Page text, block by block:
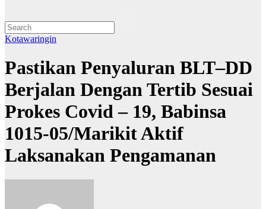
Kotawaringin
Pastikan Penyaluran BLT–DD
Berjalan Dengan Tertib Sesuai
Prokes Covid – 19, Babinsa
1015-05/Marikit Aktif
Laksanakan Pengamanan